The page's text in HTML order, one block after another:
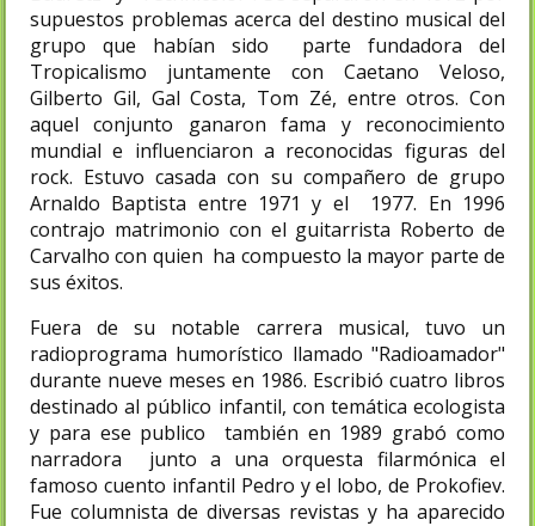
supuestos problemas acerca del destino musical del
grupo que habían sido parte fundadora del
Tropicalismo juntamente con Caetano Veloso,
Gilberto Gil, Gal Costa, Tom Zé, entre otros. Con
aquel conjunto ganaron fama y reconocimiento
mundial e influenciaron a reconocidas figuras del
rock. Estuvo casada con su compañero de grupo
Arnaldo Baptista entre 1971 y el 1977. En 1996
contrajo matrimonio con el guitarrista Roberto de
Carvalho con quien ha compuesto la mayor parte de
sus éxitos.
Fuera de su notable carrera musical, tuvo un
radioprograma humorístico llamado "Radioamador"
durante nueve meses en 1986. Escribió cuatro libros
destinado al público infantil, con temática ecologista
y para ese publico también en 1989 grabó como
narradora junto a una orquesta filarmónica el
famoso cuento infantil Pedro y el lobo, de Prokofiev.
Fue columnista de diversas revistas y ha aparecido